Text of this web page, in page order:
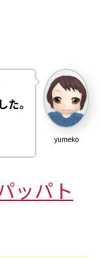
yumeko
。
ッパト